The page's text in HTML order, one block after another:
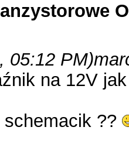
05:12 PM)
na 12V
??